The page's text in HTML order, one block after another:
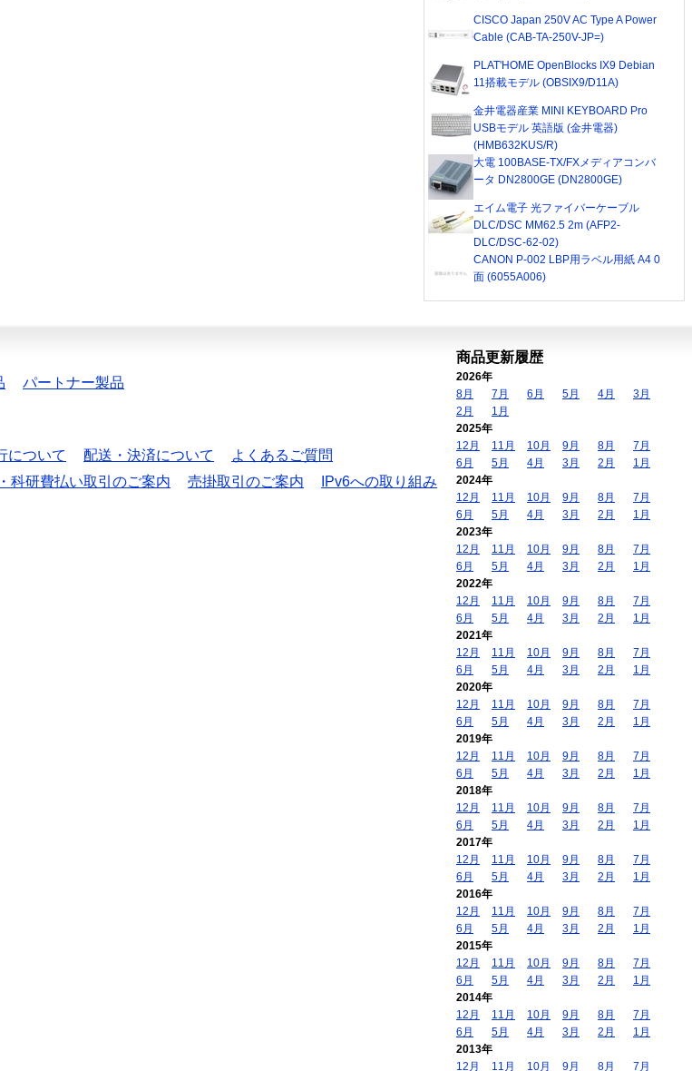
CISCO Japan 250V AC Type A Power
Cable (CAB-TA-250V-JP=)
PLAT'HOME OpenBlocks IX9 Debian
11搭載モデル (OBSIX9/D11A)
金井電器産業 MINI KEYBOARD Pro
USBモデル 英語版 (金井電器)
(HMB632KUS/R)
大電 100BASE-TX/FXメディアコンバ
ータ DN2800GE (DN2800GE)
エイム電子 光ファイバーケーブル
DLC/DSC MM62.5 2m (AFP2-
DLC/DSC-62-02)
CANON P-002 LBP用ラベル用紙 A4 0
面 (6055A006)
パートナー製品
について 配送・決済について
よくあるご質問
科研費払い取引のご案内 売掛取引のご案内
IPv6への取り組み
商品更新履歴
2026年
8月
7月 6月 5月 4月
3月
2月
1月
2025年
12月
11月 10月 9月 8月
7月
6月
5月 4月 3月 2月
1月
2024年
12月
11月 10月 9月 8月
7月
6月
5月 4月 3月 2月
1月
2023年
12月
11月 10月 9月 8月
7月
6月
5月 4月 3月 2月
1月
2022年
12月
11月 10月 9月 8月
7月
6月
5月 4月 3月 2月
1月
2021年
12月
11月 10月 9月 8月
7月
6月
5月 4月 3月 2月
1月
2020年
12月
11月 10月 9月 8月
7月
6月
5月 4月 3月 2月
1月
2019年
12月
11月 10月 9月 8月
7月
6月
5月 4月 3月 2月
1月
2018年
12月
11月 10月 9月 8月
7月
6月
5月 4月 3月 2月
1月
2017年
12月
11月 10月 9月 8月
7月
6月
5月 4月 3月 2月
1月
2016年
12月
11月 10月 9月 8月
7月
6月
5月 4月 3月 2月
1月
2015年
12月
11月 10月 9月 8月
7月
6月
5月 4月 3月 2月
1月
2014年
12月
11月 10月 9月 8月
7月
6月
5月 4月 3月 2月
1月
2013年
12月
11月 10月 9月 8月 7月